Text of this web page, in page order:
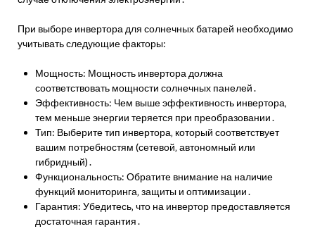
При выборе инвертора для солнечных батарей необходимо
учитывать следующие факторы:
Мощность: Мощность инвертора должна
соответствовать мощности солнечных панелей․
Эффективность: Чем выше эффективность инвертора‚
тем меньше энергии теряется при преобразовании․
Тип: Выберите тип инвертора‚ который соответствует
вашим потребностям (сетевой‚ автономный или
гибридный)․
Функциональность: Обратите внимание на наличие
функций мониторинга‚ защиты и оптимизации․
Гарантия: Убедитесь‚ что на инвертор предоставляется
достаточная гарантия․